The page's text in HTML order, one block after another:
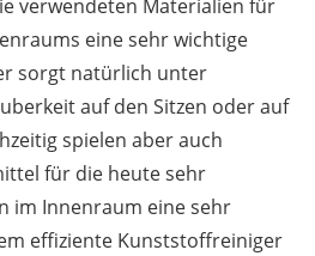
verwendeten Materialien für
eine sehr wichtige
sorgt natürlich unter
auf den Sitzen oder auf
spielen aber auch
für die heute sehr
im Innenraum eine sehr
effiziente Kunststoffreiniger